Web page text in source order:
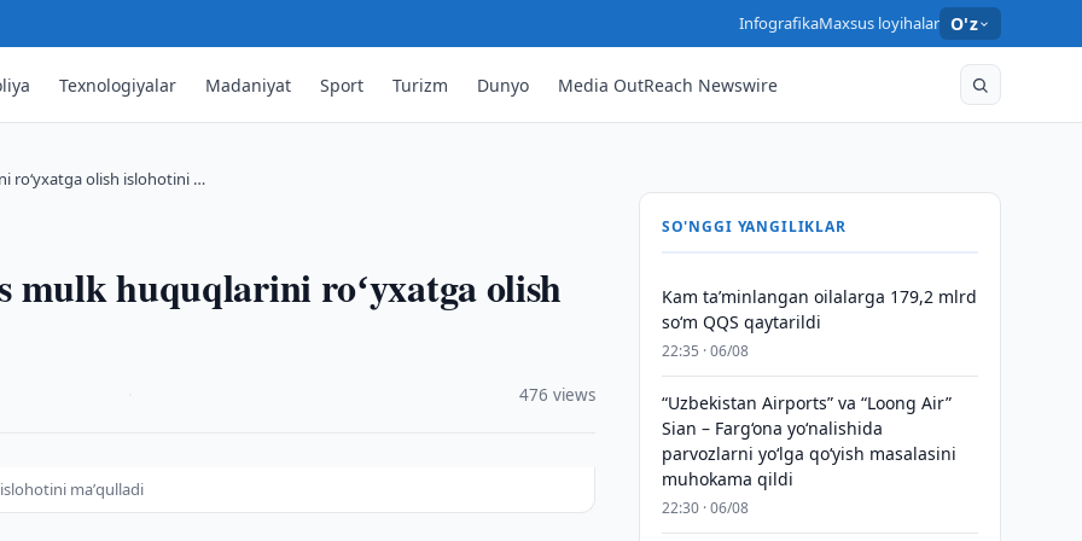
InfografikaMaxsus loyihalar O'z
Texnologiyalar Madaniyat Sport Turizm Dunyo Media OutReach Newswire
roʻyxatga olish islohotini …
mulk huquqlarini roʻyxatga olish
476 views
maʼqulladi
SO'NGGI YANGILIKLAR
Kam taʼminlangan oilalarga 179,2 mlrd
so‘m QQS qaytarildi
22:35 · 06/08
“Uzbekistan Airports” va “Loong Air”
Sian – Farg‘ona yo‘nalishida
parvozlarni yo‘lga qo‘yish masalasini
muhokama qildi
22:30 · 06/08